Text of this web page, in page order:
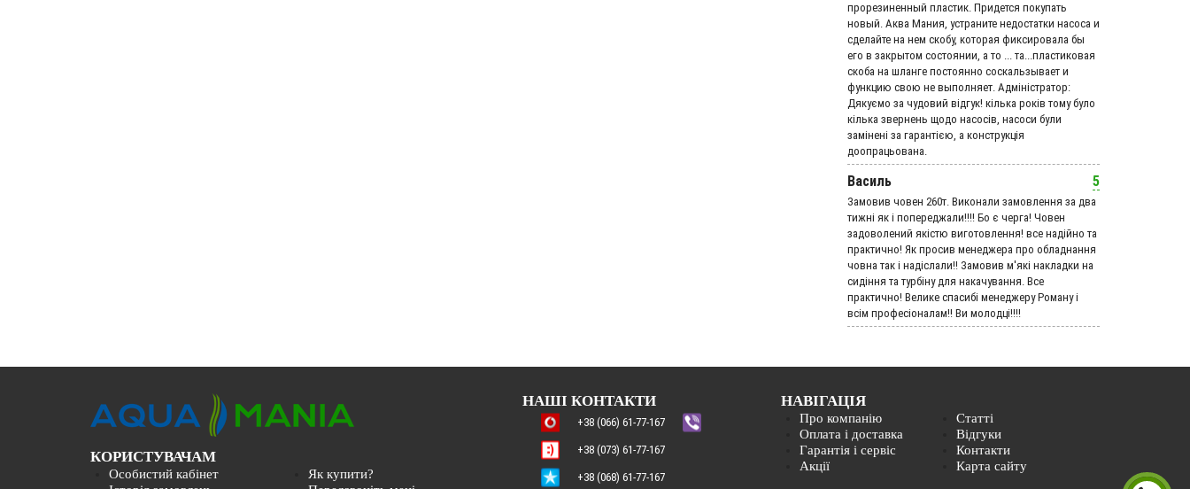
прорезиненный пластик. Придется покупать
новый. Аква Мания, устраните недостатки насоса и
сделайте на нем скобу, которая фиксировала бы
его в закрытом состоянии, а то ... та...пластиковая
скоба на шланге постоянно соскальзывает и
функцию свою не выполняет. Адмiнiстратор:
Дякуємо за чудовий вiдгук! кілька років тому було
кілька звернень щодо насосів, насоси були
замінені за гарантією, а конструкція
доопрацьована.
Василь 5
Замовив човен 260т. Виконали замовлення за два
тижні як і попереджали!!!! Бо є черга! Човен
задоволений якістю виготовлення! все надійно та
практично! Як просив менеджера про обладнання
човна так і надіслали!! Замовив м'які накладки на
сидіння та турбіну для накачування. Все
практично! Велике спасибі менеджеру Роману і
всім професіоналам!! Ви молодці!!!!
КОРИСТУВАЧАМ
Особистий кабінет
Як купити?
НАШІ КОНТАКТИ
+38 (066) 61-77-167
+38 (073) 61-77-167
+38 (068) 61-77-167
НАВІГАЦІЯ
Про компанію
Оплата і доставка
Гарантія і сервіс
Акції
Статті
Відгуки
Контакти
Карта сайту